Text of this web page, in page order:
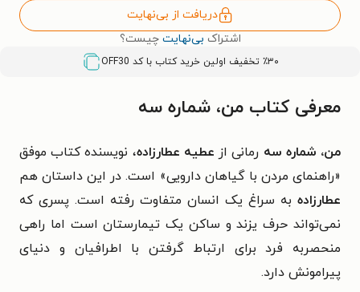
دریافت از بی‌نهایت
اشتراک بی‌نهایت چیست؟
٪۳۰ تخفیف اولین خرید کتاب با کد OFF30
معرفی کتاب من، شماره سه
من، شماره سه رمانی از عطیه عطارزاده، نویسنده کتاب موفق
«راهنمای مردن با گیاهان دارویی» است. در این داستان هم
عطارزاده به سراغ یک انسان متفاوت رفته است. پسری که
نمی‌تواند حرف یزند و ساکن یک تیمارستان است اما راهی
منحصربه فرد برای ارتباط گرفتن با اطرافیان و دنیای
پیرامونش دارد.